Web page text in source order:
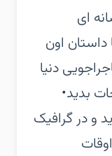
ای
داستان اون
دنیا
بدید‏•
و در گرافیک